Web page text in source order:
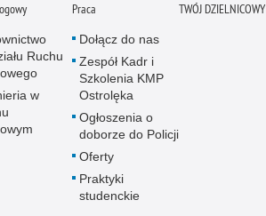
Ruchu
w
Praca
Dołącz do nas
Zespół Kadr i
Szkolenia KMP
Ostrolęka
Ogłoszenia o
doborze do Policji
Oferty
Praktyki
studenckie
TWÓJ DZIELNICOWY